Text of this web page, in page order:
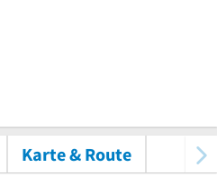
Karte & Route